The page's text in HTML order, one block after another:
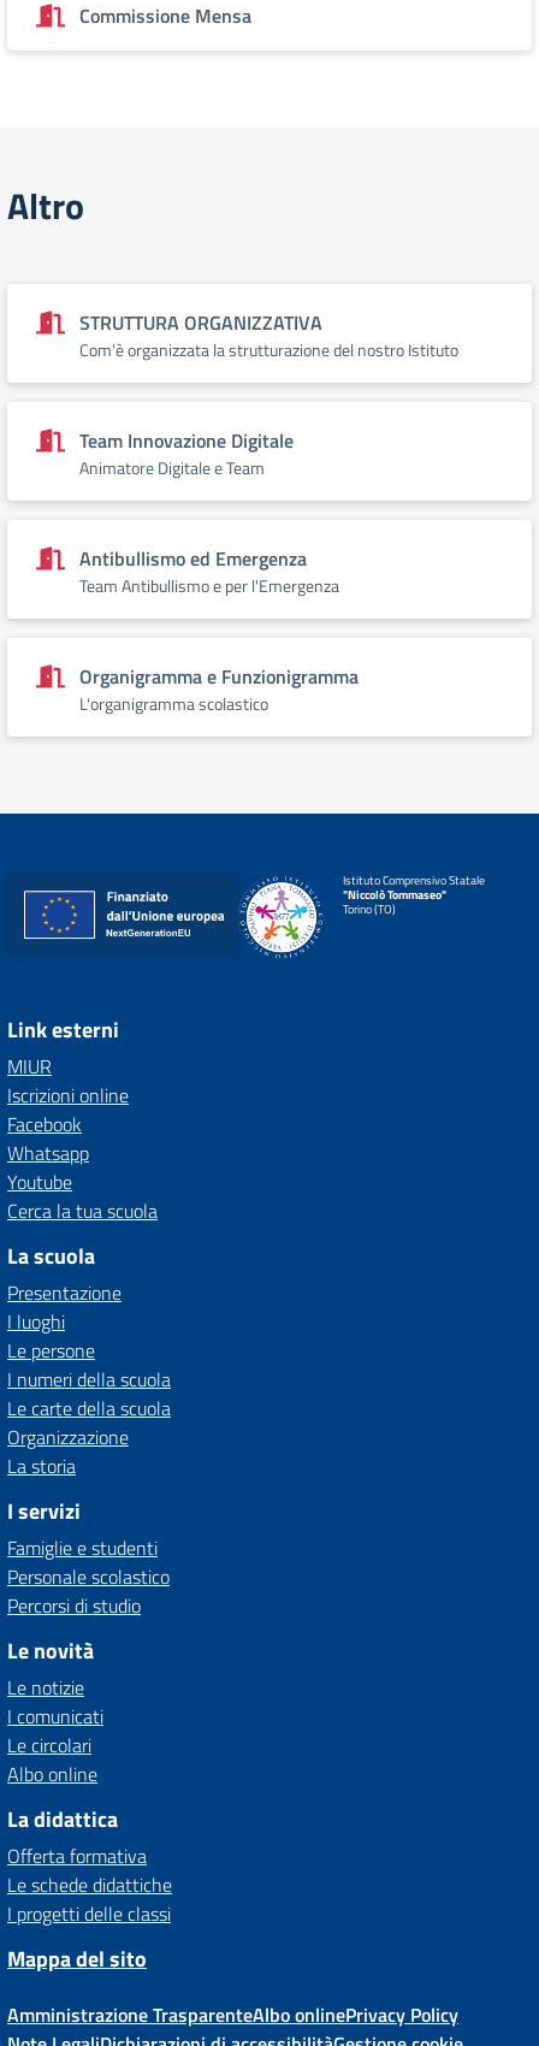
Commissione Mensa
Altro
STRUTTURA ORGANIZZATIVA
Com'è organizzata la strutturazione del nostro Istituto
Team Innovazione Digitale
Animatore Digitale e Team
Antibullismo ed Emergenza
Team Antibullismo e per l'Emergenza
Organigramma e Funzionigramma
L'organigramma scolastico
Istituto Comprensivo Statale
"Niccolò Tommaseo"
Torino (TO)
Link esterni
MIUR
Iscrizioni online
Facebook
Whatsapp
Youtube
Cerca la tua scuola
La scuola
Presentazione
I luoghi
Le persone
I numeri della scuola
Le carte della scuola
Organizzazione
La storia
I servizi
Famiglie e studenti
Personale scolastico
Percorsi di studio
Le novità
Le notizie
I comunicati
Le circolari
Albo online
La didattica
Offerta formativa
Le schede didattiche
I progetti delle classi
Mappa del sito
Amministrazione TrasparenteAlbo onlinePrivacy Policy